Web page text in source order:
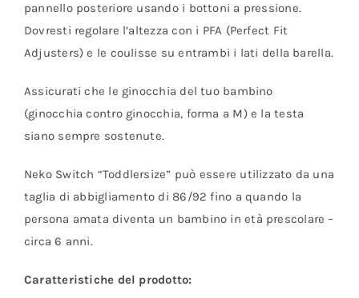
pannello posteriore usando i bottoni a pressione.
Dovresti regolare l’altezza con i PFA (Perfect Fit
Adjusters) e le coulisse su entrambi i lati della barella.
Assicurati che le ginocchia del tuo bambino
(ginocchia contro ginocchia, forma a M) e la testa
siano sempre sostenute.
Neko Switch “Toddlersize” può essere utilizzato da una
taglia di abbigliamento di 86/92 fino a quando la
persona amata diventa un bambino in età prescolare –
circa 6 anni.
Caratteristiche del prodotto: